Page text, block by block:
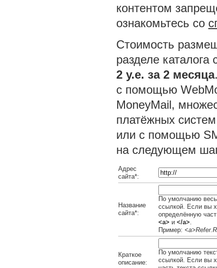
контентом
ознакомьтесь со
Стоимость
разделе каталога
2 у.е. за 2 месяца
с помощью
MoneyMail,
платёжных
или с помощью
на следующем
Адрес
сайта*:
Название
сайта*:
По умолчанию
ссылкой. Если вы
определённую
<a> и </a>.
Пример:
Краткое
описание:
По умолчанию
ссылкой. Если вы